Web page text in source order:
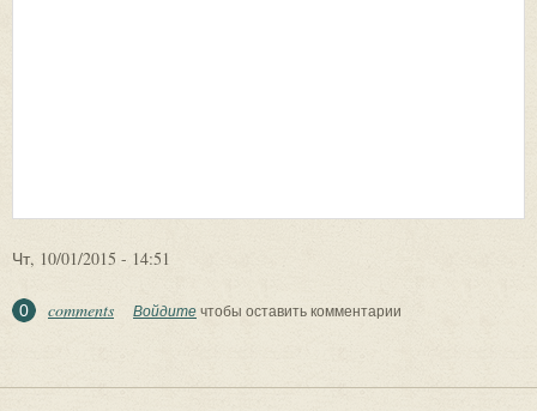
Чт, 10/01/2015 - 14:51
0 comments Войдитечтобы оставить комментарии